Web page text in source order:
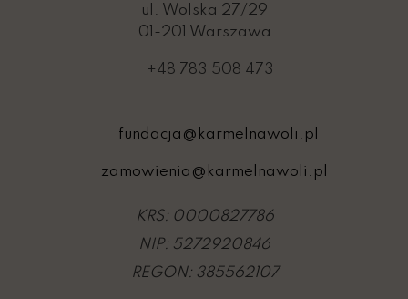
+48 783 508 473
zamowienia@karmelnawoli.pl
fundacja@karmelnawoli.pl
ul. Wolska 27/29
01-201 Warszawa
KRS: 0000827786
NIP: 5272920846
REGON: 385562107